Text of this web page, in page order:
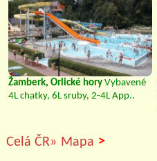
Žamberk, Orlické hory Vybavené
4L chatky, 6L sruby, 2-4L App..
Celá ČR» Mapa >